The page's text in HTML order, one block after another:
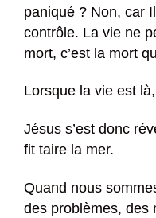
paniqué ? Non, car
contrôle. La vie ne
mort, c’est la mort
Lorsque la vie est
Jésus s’est donc
fit taire la mer.
Quand nous
des problèmes, des